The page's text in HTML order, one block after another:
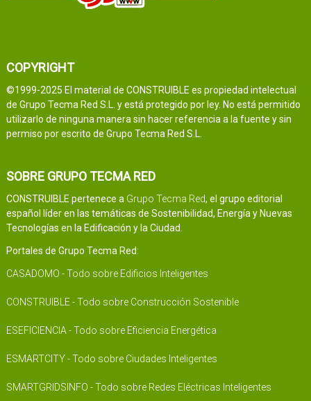
COPYRIGHT
©1999-2025 El material de CONSTRUIBLE es propiedad intelectual
de Grupo Tecma Red S.L. y está protegido por ley. No está permitido
utilizarlo de ninguna manera sin hacer referencia a la fuente y sin
permiso por escrito de Grupo Tecma Red S.L.
SOBRE GRUPO TECMA RED
CONSTRUIBLE pertenece a Grupo Tecma Red, el grupo editorial
español líder en las temáticas de Sostenibilidad, Energía y Nuevas
Tecnologías en la Edificación y la Ciudad.
Portales de Grupo Tecma Red:
CASADOMO - Todo sobre Edificios Inteligentes
CONSTRUIBLE - Todo sobre Construcción Sostenible
ESEFICIENCIA - Todo sobre Eficiencia Energética
ESMARTCITY - Todo sobre Ciudades Inteligentes
SMARTGRIDSINFO - Todo sobre Redes Eléctricas Inteligentes